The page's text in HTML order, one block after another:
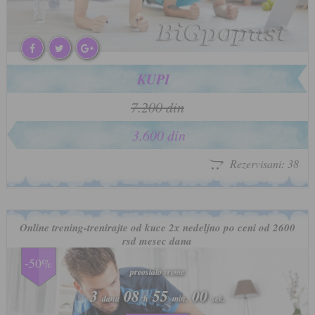
KUPI
7.200 din
3.600 din
Rezervisani: 38
Online trening-trenirajte od kuce 2x nedeljno po ceni od 2600
rsd mesec dana
-50%
preostalo vreme
3dana 08h 54min. 57 sek.
preostalo vreme
3dana 08h 54min. 57 sek.